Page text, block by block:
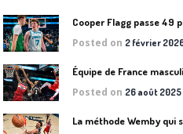
Cooper Flagg passe 49
Posted on 2 février
Équipe de France
Posted on 26 août 2025
La méthode Wemby qui